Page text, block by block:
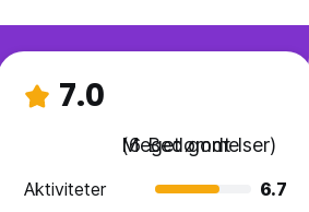
7.0
Meget godt
(6 Bedømmelser)
Aktiviteter
6.7